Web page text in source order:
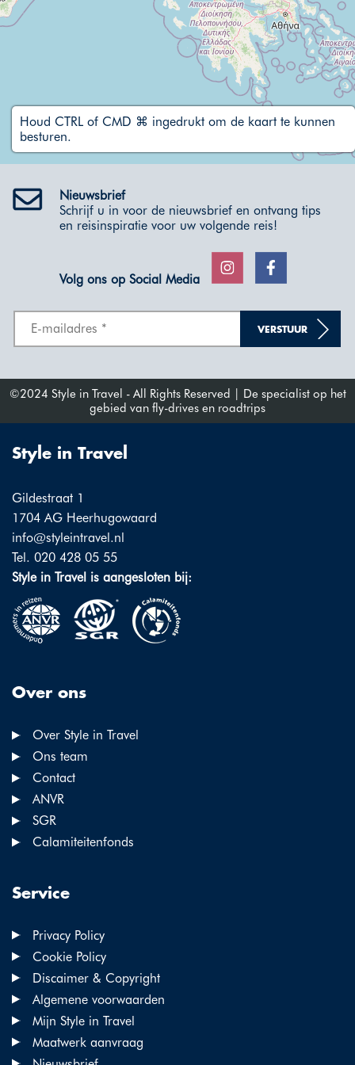
Houd CTRL of CMD ⌘ ingedrukt om de kaart te kunnen
besturen.
Nieuwsbrief
Schrijf u in voor de nieuwsbrief en ontvang tips
en reisinspiratie voor uw volgende reis!
Volg ons op Social Media
VERSTUUR
©2024 Style in Travel - All Rights Reserved | De specialist op het
gebied van fly-drives en roadtrips
Style in Travel
Gildestraat 1
1704 AG Heerhugowaard
info@styleintravel.nl
Tel. 020 428 05 55
Style in Travel is aangesloten bij:
Over ons
Over Style in Travel
Ons team
Contact
ANVR
SGR
Calamiteitenfonds
Service
Privacy Policy
Cookie Policy
Discaimer & Copyright
Algemene voorwaarden
Mijn Style in Travel
Maatwerk aanvraag